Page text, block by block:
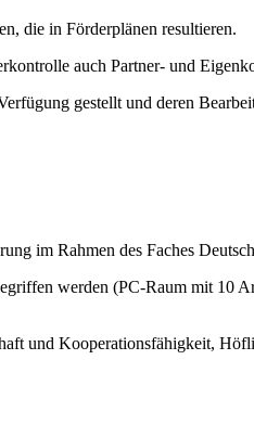
die in Förderplänen resultieren.
auch Partner- und
gestellt und deren
im Rahmen des Faches
werden (PC-Raum mit 10
und Kooperationsfähigkeit,